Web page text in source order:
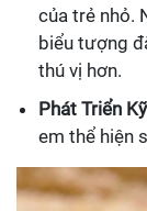
của trẻ nhỏ.
biểu tượng
thú vị hơn.
Phát Triển
em thể hiện